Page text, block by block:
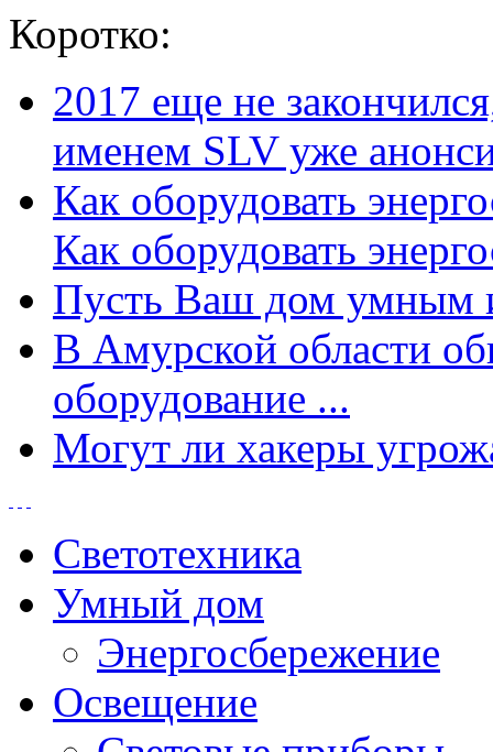
Коротко:
2017 еще не
именем SLV уже
Как оборудовать
Как оборудовать
Пусть Ваш дом умным
В Амурской области
оборудование ...
Могут ли хакеры
Светотехника
Умный дом
Энергосбережение
Освещение